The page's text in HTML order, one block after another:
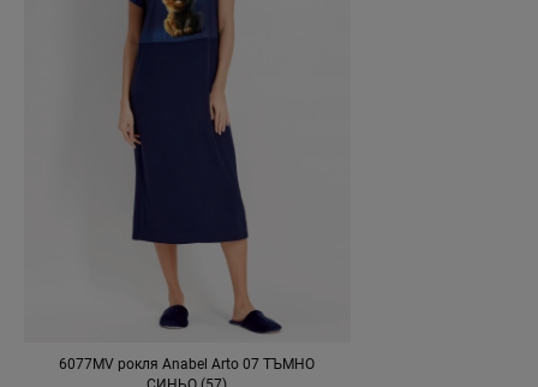
6077MV рокля Anabel Arto 07 ТЪМНО